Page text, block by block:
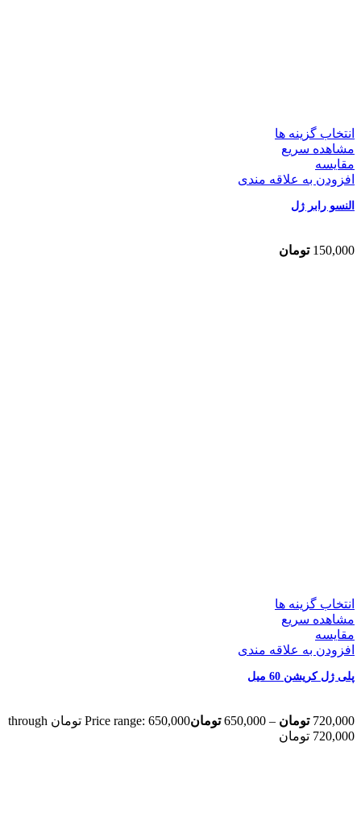
انتخاب گزینه ها
مشاهده سریع
مقایسه
افزودن به علاقه مندی
النسو رابر ژل
150,000 تومان
انتخاب گزینه ها
مشاهده سریع
مقایسه
افزودن به علاقه مندی
پلی ژل کریشن 60 میل
720,000 تومان –
650,000 تومان
Price range: 650,000 تومان through
720,000 تومان